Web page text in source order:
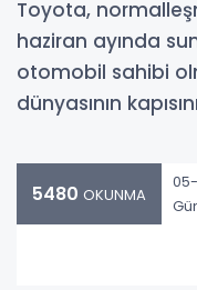
Toyota,
haziran ayında
otomobil sahibi
dünyasının
5480 OKUNMA